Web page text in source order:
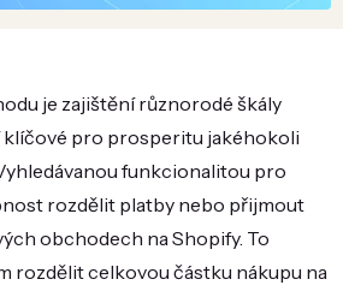
je zajištění různorodé škály
pro prosperitu jakéhokoli
funkcionalitou pro
rozdělit platby nebo přijmout
obchodech na Shopify. To
rozdělit celkovou částku nákupu na